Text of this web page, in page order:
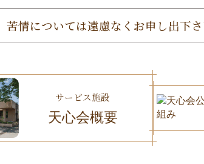
苦情については遠慮なくお申し出下
サービス施設
天心会概要